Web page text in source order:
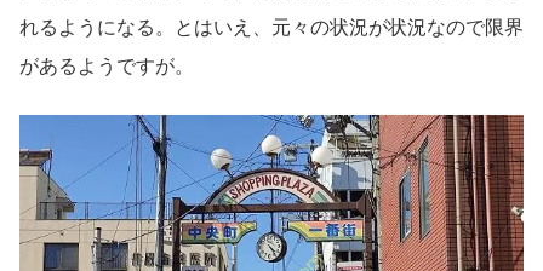
れるようになる。とはいえ、元々の状況が状況なので限界
があるようですが。